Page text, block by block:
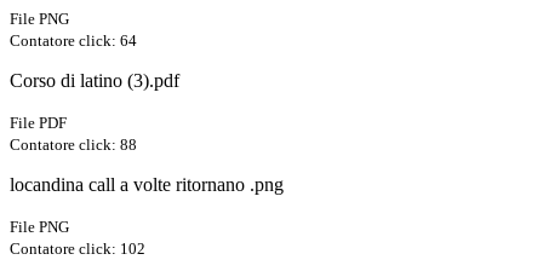
File PNG
Contatore click: 64
Corso di latino (3).pdf
File PDF
Contatore click: 88
locandina call a volte ritornano .png
File PNG
Contatore click: 102